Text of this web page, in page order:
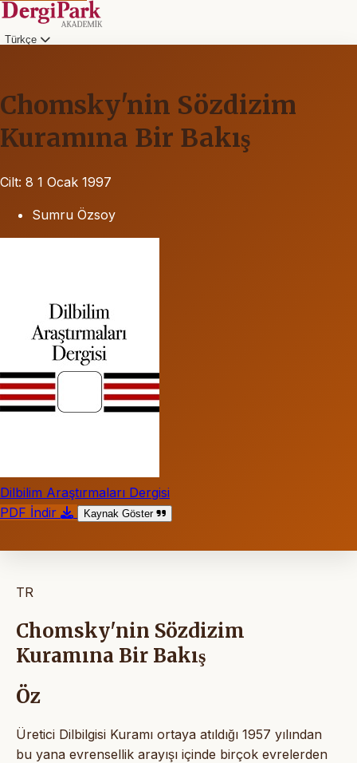
Türkçe
Chomsky'nin Sözdizim
Kuramına Bir Bakış
Cilt: 8 1 Ocak 1997
Sumru Özsoy
Dilbilim Araştırmaları Dergisi
PDF İndir
Kaynak Göster
TR
Chomsky'nin Sözdizim
Kuramına Bir Bakış
Öz
Üretici Dilbilgisi Kuramı ortaya atıldığı 1957 yılından
bu yana evrensellik arayışı içinde birçok evrelerden